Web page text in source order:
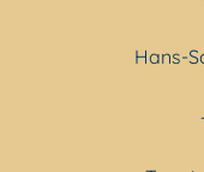
Hans-